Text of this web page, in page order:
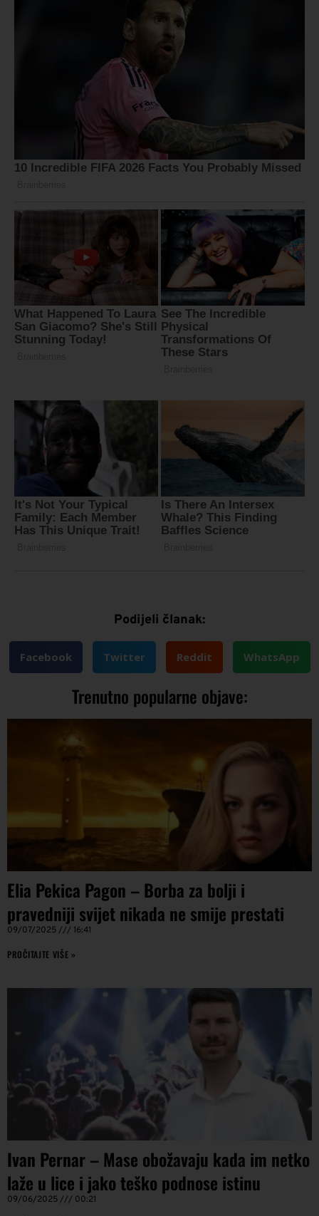
Podijeli članak:
Facebook Twitter Reddit WhatsApp
Trenutno popularne objave:
Elia Pekica Pagon – Borba za bolji i
pravedniji svijet nikada ne smije prestati
09/07/2025 16:41
PROČITAJTE VIŠE »
Ivan Pernar – Mase obožavaju kada im netko
laže u lice i jako teško podnose istinu
09/06/2025 00:21